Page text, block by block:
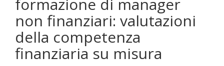
formazione di manager
non finanziari: valutazioni
della competenza
finanziaria su misura